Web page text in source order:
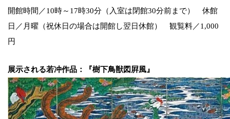
開館時間／10時～17時30分（入室は閉館30分前まで） 休館
日／月曜（祝休日の場合は開館し翌日休館） 観覧料／1,000
円
展示される若冲作品：『樹下鳥獣図屛風』